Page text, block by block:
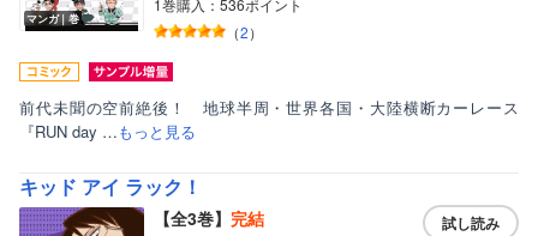
マンガ｜巻
1巻購入：536ポイント
（2）
前代未聞の空前絶後！ 地球半周・世界各国・大陸横断カーレース
『RUN day …もっと見る
キッド アイ ラック！
【全3巻】 完結 試し読み